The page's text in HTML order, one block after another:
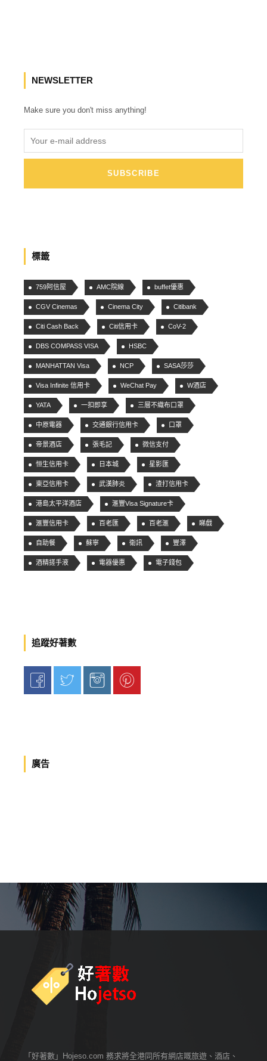
NEWSLETTER
Make sure you don't miss anything!
標籤
759阿信屋 AMC院線 buffet優惠
CGV Cinemas Cinema City Citibank
Citi Cash Back Citi信用卡 CoV-2
DBS COMPASS VISA HSBC
MANHATTAN Visa NCP SASA莎莎
Visa Infinite 信用卡 WeChat Pay W酒店
YATA 一扣即享 三層不織布口罩
中原電器 交通銀行信用卡 口罩
帝景酒店 張毛記 微信支付
恒生信用卡 日本城 星影匯
東亞信用卡 武漢肺炎 渣打信用卡
港島太平洋酒店 滙豐Visa Signature卡
滙豐信用卡 百老匯 百老滙 睇戲
自助餐 蘇寧 衛訊 豐澤
酒精搓手液 電器優惠 電子錢包
追蹤好著數
廣告
「好著數」Hojeso.com 務求將全港同所有網店嘅旅遊、酒店、